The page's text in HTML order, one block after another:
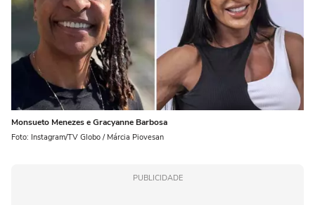
Monsueto Menezes e Gracyanne Barbosa
Foto: Instagram/TV Globo / Márcia Piovesan
PUBLICIDADE